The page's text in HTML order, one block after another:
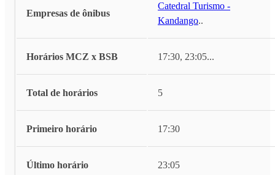
Empresas de ônibus
Catedral Turismo -
Kandango...
Horários MCZ x BSB 17:30, 23:05...
Total de horários 5
Primeiro horário 17:30
Último horário 23:05